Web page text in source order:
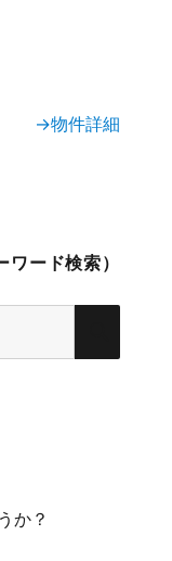
→物件詳細
ード検索）
索
か？